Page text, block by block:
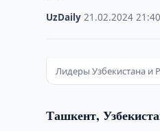
UzDaily ·21.02.2024 ·21:40
Лидеры Узбекистана и
Ташкент,